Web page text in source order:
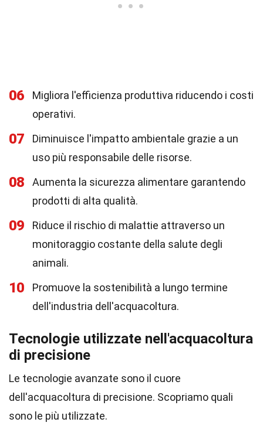
06
Migliora l'efficienza produttiva riducendo i costi
operativi.
07
Diminuisce l'impatto ambientale grazie a un
uso più responsabile delle risorse.
08
Aumenta la sicurezza alimentare garantendo
prodotti di alta qualità.
09
Riduce il rischio di malattie attraverso un
monitoraggio costante della salute degli
animali.
10
Promuove la sostenibilità a lungo termine
dell'industria dell'acquacoltura.
Tecnologie utilizzate nell'acquacoltura
di precisione
Le tecnologie avanzate sono il cuore
dell'acquacoltura di precisione. Scopriamo quali
sono le più utilizzate.